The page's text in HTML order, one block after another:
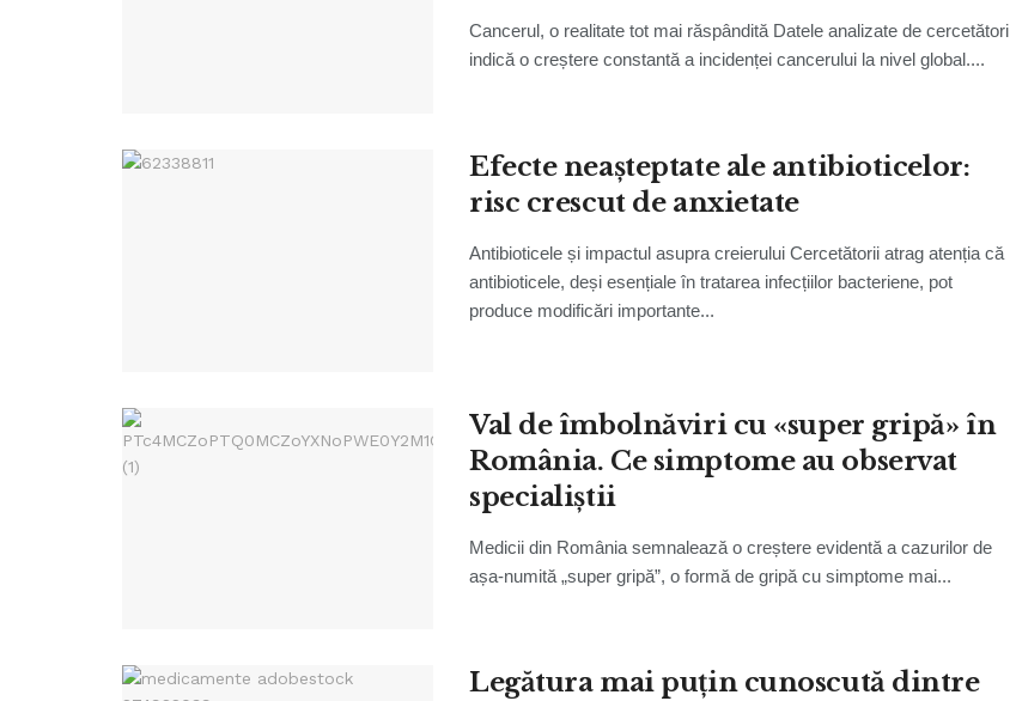
Cancerul, o realitate tot mai răspândită Datele analizate de cercetători
indică o creștere constantă a incidenței cancerului la nivel global....
Efecte neașteptate ale antibioticelor:
risc crescut de anxietate
Antibioticele și impactul asupra creierului Cercetătorii atrag atenția că
antibioticele, deși esențiale în tratarea infecțiilor bacteriene, pot
produce modificări importante...
Val de îmbolnăviri cu «super gripă» în
România. Ce simptome au observat
specialiștii
Medicii din România semnalează o creștere evidentă a cazurilor de
așa-numită „super gripă”, o formă de gripă cu simptome mai...
Legătura mai puțin cunoscută dintre